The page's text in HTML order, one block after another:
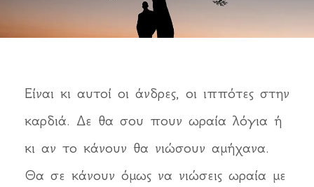
Είναι κι αυτοί οι άνδρες, οι ιππότες στην
καρδιά. Δε θα σου πουν ωραία λόγια ή
κι αν το κάνουν θα νιώσουν αμήχανα.
Θα σε κάνουν όμως να νιώσεις ωραία με